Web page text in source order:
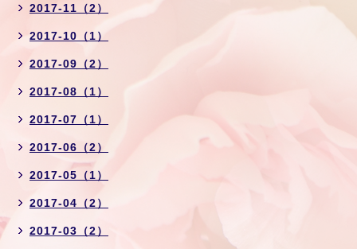
2017-11（2）
2017-10（1）
2017-09（2）
2017-08（1）
2017-07（1）
2017-06（2）
2017-05（1）
2017-04（2）
2017-03（2）